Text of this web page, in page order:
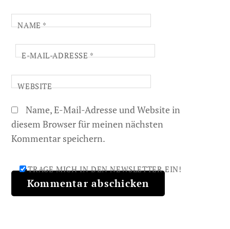
NAME*
E-MAIL-ADRESSE*
WEBSITE
Name, E-Mail-Adresse und Website in
diesem Browser für meinen nächsten
Kommentar speichern.
TRAGE MICH IN DEN NEWSLETTER EIN!